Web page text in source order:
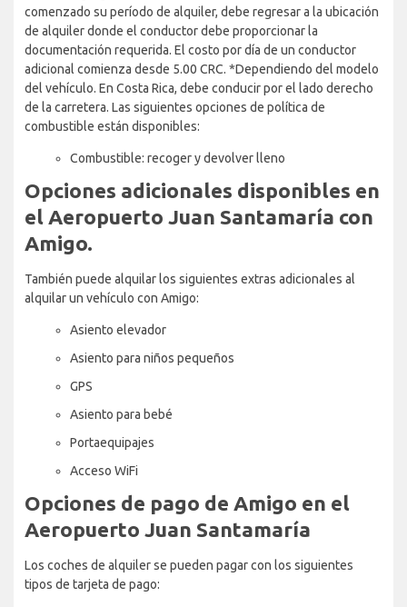
comenzado su período de alquiler, debe regresar a la ubicación
de alquiler donde el conductor debe proporcionar la
documentación requerida. El costo por día de un conductor
adicional comienza desde 5.00 CRC. *Dependiendo del modelo
del vehículo. En Costa Rica, debe conducir por el lado derecho
de la carretera. Las siguientes opciones de política de
combustible están disponibles:
Combustible: recoger y devolver lleno
Opciones adicionales disponibles en
el Aeropuerto Juan Santamaría con
Amigo.
También puede alquilar los siguientes extras adicionales al
alquilar un vehículo con Amigo:
Asiento elevador
Asiento para niños pequeños
GPS
Asiento para bebé
Portaequipajes
Acceso WiFi
Opciones de pago de Amigo en el
Aeropuerto Juan Santamaría
Los coches de alquiler se pueden pagar con los siguientes
tipos de tarjeta de pago: